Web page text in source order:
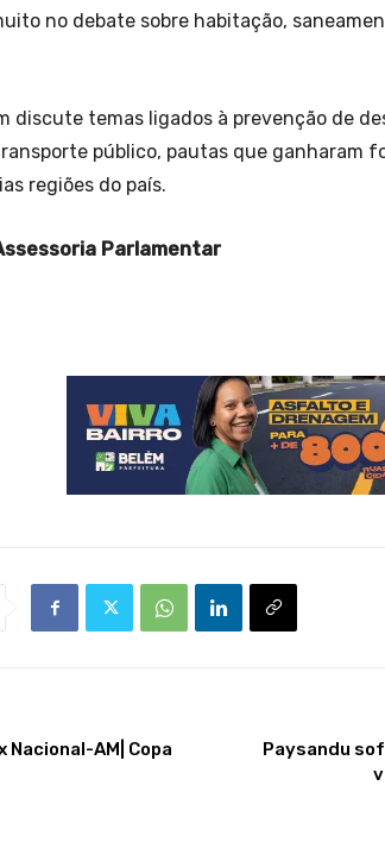
no debate sobre habitação,
discute temas ligados à prevenção de
público, pautas que ganharam
regiões do país.
Parlamentar
Nacional-AM| Copa
Paysandu